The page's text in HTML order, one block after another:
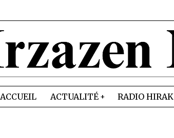
ACCUEIL ACTUALITÉ RADIO HIRAK